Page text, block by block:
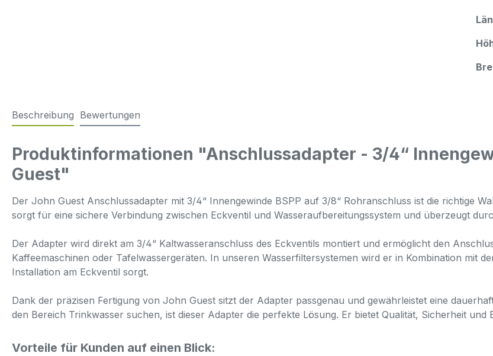
Beschreibung Bewertungen
Produktinformationen "Anschlussadapter - 3/4“
Guest"
Der John Guest Anschlussadapter mit 3/4“ Innengewinde BSPP auf 3/8“ Rohranschluss ist die richtige
sorgt für eine sichere Verbindung zwischen Eckventil und Wasseraufbereitungssystem und überzeugt
Der Adapter wird direkt am 3/4“ Kaltwasseranschluss des Eckventils montiert und ermöglicht den
Kaffeemaschinen oder Tafelwassergeräten. In unseren Wasserfiltersystemen wird er in Kombination mit
Installation am Eckventil sorgt.
Dank der präzisen Fertigung von John Guest sitzt der Adapter passgenau und gewährleistet eine
den Bereich Trinkwasser suchen, ist dieser Adapter die perfekte Lösung. Er bietet Qualität, Sicherheit und
Vorteile für Kunden auf einen Blick: